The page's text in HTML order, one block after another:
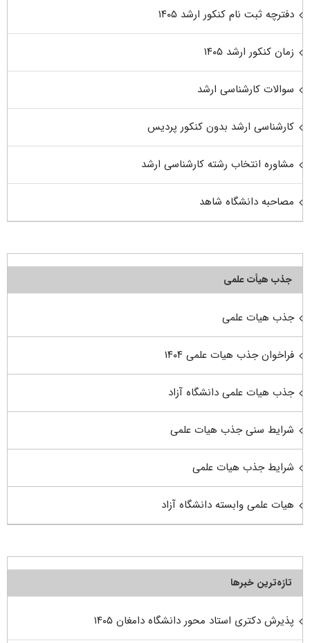
دفترچه ثبت نام کنکور ارشد ۱۴۰۵
زمان کنکور ارشد ۱۴۰۵
سوالات کارشناسی ارشد
کارشناسی ارشد بدون کنکور پردیس
مشاوره انتخاب رشته کارشناسی ارشد
مصاحبه دانشگاه شاهد
جذب هیأت علمی
جذب هیات علمی
فراخوان جذب هیات علمی ۱۴۰۴
جذب هیات علمی دانشگاه آزاد
شرایط سنی جذب هیات علمی
شرایط جذب هیات علمی
هیات علمی وابسته دانشگاه آزاد
تازه‌ترین خبرها
پذیرش دکتری استاد محور دانشگاه دامغان ۱۴۰۵